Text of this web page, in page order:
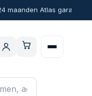
maanden Atlas garantie